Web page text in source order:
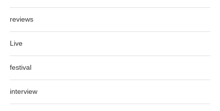
reviews
Live
festival
interview